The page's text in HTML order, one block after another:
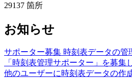
29137 箇所
お知らせ
サポーター募集 時刻表データの管
「時刻表管理サポーター」を募集
他のユーザーに時刻表データの作